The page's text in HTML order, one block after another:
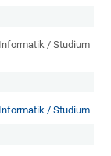
/ Studium
/ Studium